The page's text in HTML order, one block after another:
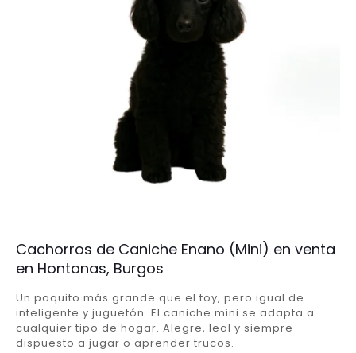
Cachorros de Caniche Enano (Mini) en venta
en Hontanas, Burgos
Un poquito más grande que el toy, pero igual de
inteligente y juguetón. El caniche mini se adapta a
cualquier tipo de hogar. Alegre, leal y siempre
dispuesto a jugar o aprender trucos.